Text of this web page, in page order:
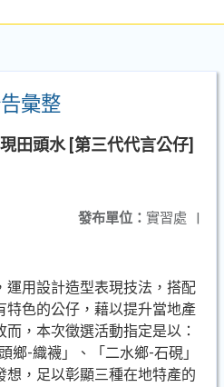
彙整
田頭水 [第三代代言公仔]
發布單位： 實習處 |
運用設計造型表現技法，搭配
特色的公仔，藉以提升當地產
，本次徵選活動指定是以：
鄉-織襪」、「二水鄉-石硯」
，足以彰顯三種在地特產的